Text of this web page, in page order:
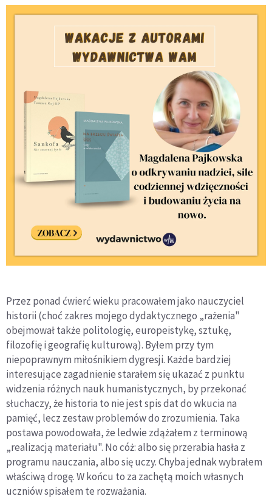
Przez ponad ćwierć wieku pracowałem jako nauczyciel
historii (choć zakres mojego dydaktycznego „rażenia"
obejmował także politologię, europeistykę, sztukę,
filozofię i geografię kulturową). Byłem przy tym
niepoprawnym miłośnikiem dygresji. Każde bardziej
interesujące zagadnienie starałem się ukazać z punktu
widzenia różnych nauk humanistycznych, by przekonać
słuchaczy, że historia to nie jest spis dat do wkucia na
pamięć, lecz zestaw problemów do zrozumienia. Taka
postawa powodowała, że ledwie zdążałem z terminową
„realizacją materiału". No cóż: albo się przerabia hasła z
programu nauczania, albo się uczy. Chyba jednak wybrałem
właściwą drogę. W końcu to za zachętą moich własnych
uczniów spisałem te rozważania.